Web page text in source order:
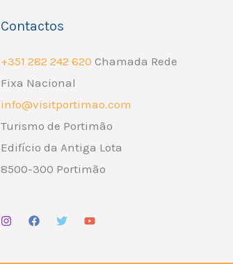
Contactos
+351 282 242 620 Chamada Rede
Fixa Nacional
info@visitportimao.com
Turismo de Portimão
Edifício da Antiga Lota
8500-300 Portimão